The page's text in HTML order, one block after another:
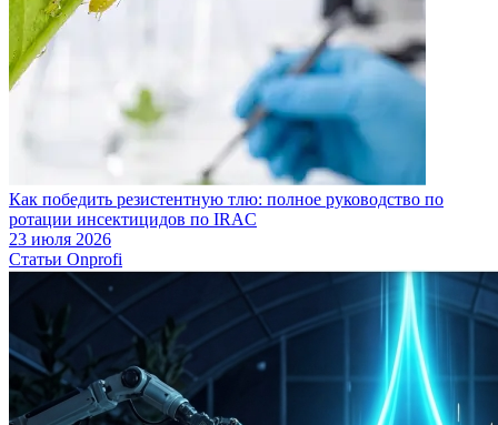
Как победить резистентную тлю: полное руководство по
ротации инсектицидов по IRAC
23 июля 2026
Статьи Onprofi